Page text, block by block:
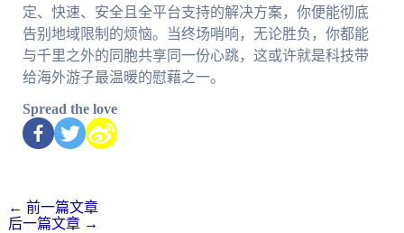
定、快速、安全且全平台支持的解决方案，你便能彻底
告别地域限制的烦恼。当终场哨响，无论胜负，你都能
与千里之外的同胞共享同一份心跳，这或许就是科技带
给海外游子最温暖的慰藉之一。
Spread the love
← 前一篇文章
后一篇文章 →